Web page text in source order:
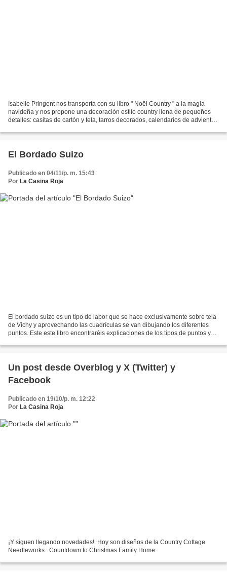
Isabelle Pringent nos transporta con su libro " Noël Country " a la magia
navideña y nos propone una decoración estilo country llena de pequeños
detalles: casitas de cartón y tela, tarros decorados, calendarios de adviento
El Bordado Suizo
Publicado en 04/11/p. m. 15:43
Por La Casina Roja
El bordado suizo es un tipo de labor que se hace exclusivamente sobre tela
de Vichy y aprovechando las cuadrículas se van dibujando los diferentes
puntos. Este este libro encontraréis explicaciones de los tipos de puntos y
Un post desde Overblog y X (Twitter) y
Facebook
Publicado en 19/10/p. m. 12:22
Por La Casina Roja
¡Y siguen llegando novedades!. Hoy son diseños de la Country Cottage
Needleworks : Countdown to Christmas Family Home